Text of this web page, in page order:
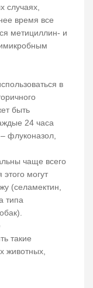
случаях,
время все
метициллин- и
в
быть
24 часа
флуконазол,
чаще всего
могут
(селамектин,
типа
такие
животных,